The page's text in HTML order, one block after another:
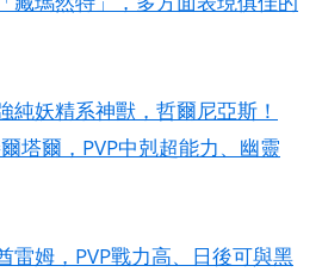
純妖精系神獸，哲爾尼亞斯！
塔爾，PVP中剋超能力、幽靈
雷姆，PVP戰力高、日後可與黑